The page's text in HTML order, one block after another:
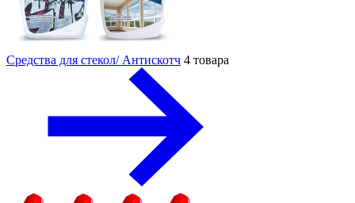
Средства для стекол/ Антискотч 4 товара